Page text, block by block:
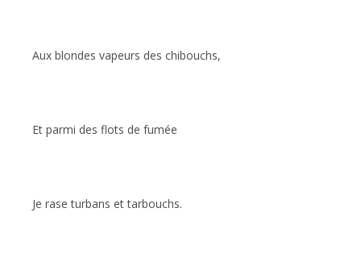
Aux blondes vapeurs des chibouchs,
Et parmi des flots de fumée
Je rase turbans et tarbouchs.